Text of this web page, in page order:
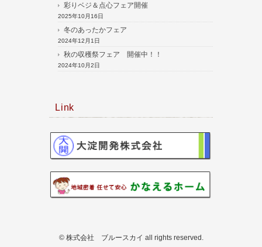
彩りベジ＆点心フェア開催
2025年10月16日
冬のあったかフェア
2024年12月1日
秋の収穫祭フェア 開催中！！
2024年10月2日
Link
© 株式会社 ブルースカイ all rights reserved.